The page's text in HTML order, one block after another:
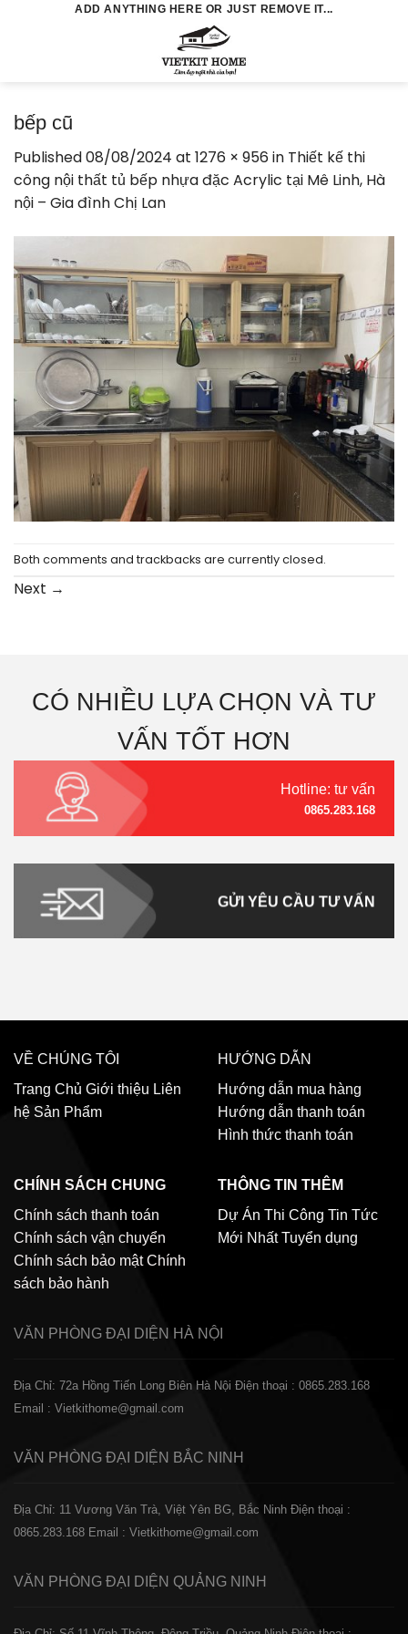
ADD ANYTHING HERE OR JUST REMOVE IT...
bếp cũ
Published08/08/2024 at 1276 × 956 in Thiết kế thi
công nội thất tủ bếp nhựa đặc Acrylic tại Mê Linh, Hà
nội – Gia đình Chị Lan
Both comments and trackbacks are currently closed.
Next →
CÓ NHIỀU LỰA CHỌN VÀ TƯ
VẤN TỐT HƠN
Hotline: tư vấn
0865.283.168
GỬI YÊU CẦU TƯ VẤN
VỀ CHÚNG TÔI
Trang Chủ Giới thiệu Liên
hệ Sản Phẩm
HƯỚNG DẪN
Hướng dẫn mua hàng
Hướng dẫn thanh toán
Hình thức thanh toán
CHÍNH SÁCH CHUNG
Chính sách thanh toán
Chính sách vận chuyển
Chính sách bảo mật Chính
sách bảo hành
THÔNG TIN THÊM
Dự Án Thi Công Tin Tức
Mới Nhất Tuyển dụng
VĂN PHÒNG ĐẠI DIỆN HÀ NỘI
Địa Chỉ: 72a Hồng Tiến Long Biên Hà Nội Điện thoại : 0865.283.168
Email : Vietkithome@gmail.com
VĂN PHÒNG ĐẠI DIỆN BẮC NINH
Địa Chỉ: 11 Vương Văn Trà, Việt Yên BG, Bắc Ninh Điện thoại :
0865.283.168 Email : Vietkithome@gmail.com
VĂN PHÒNG ĐẠI DIỆN QUẢNG NINH